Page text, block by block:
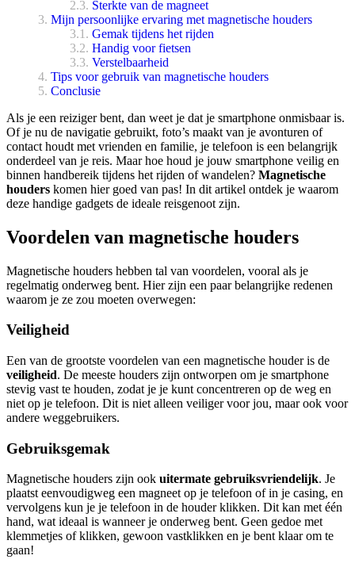
Sterkte van de magneet
Mijn persoonlijke ervaring met magnetische houders
Gemak tijdens het rijden
Handig voor fietsen
Verstelbaarheid
Tips voor gebruik van magnetische houders
Conclusie
Als je een reiziger bent, dan weet je dat je smartphone onmisbaar is.
Of je nu de navigatie gebruikt, foto’s maakt van je avonturen of
contact houdt met vrienden en familie, je telefoon is een belangrijk
onderdeel van je reis. Maar hoe houd je jouw smartphone veilig en
binnen handbereik tijdens het rijden of wandelen? Magnetische
houders komen hier goed van pas! In dit artikel ontdek je waarom
deze handige gadgets de ideale reisgenoot zijn.
Voordelen van magnetische houders
Magnetische houders hebben tal van voordelen, vooral als je
regelmatig onderweg bent. Hier zijn een paar belangrijke redenen
waarom je ze zou moeten overwegen:
Veiligheid
Een van de grootste voordelen van een magnetische houder is de
veiligheid. De meeste houders zijn ontworpen om je smartphone
stevig vast te houden, zodat je je kunt concentreren op de weg en
niet op je telefoon. Dit is niet alleen veiliger voor jou, maar ook voor
andere weggebruikers.
Gebruiksgemak
Magnetische houders zijn ook uitermate gebruiksvriendelijk. Je
plaatst eenvoudigweg een magneet op je telefoon of in je casing, en
vervolgens kun je je telefoon in de houder klikken. Dit kan met één
hand, wat ideaal is wanneer je onderweg bent. Geen gedoe met
klemmetjes of klikken, gewoon vastklikken en je bent klaar om te
gaan!